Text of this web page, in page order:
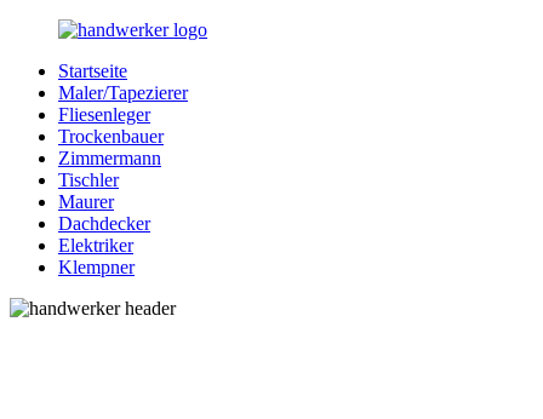
Zurück
Inhalt
Bessere-
Handwerker.de
Handwerker
Ihrer
Nähe
Startseite
Maler/Tapezierer
Fliesenleger
Trockenbauer
Zimmermann
Tischler
Maurer
Dachdecker
Elektriker
Klempner